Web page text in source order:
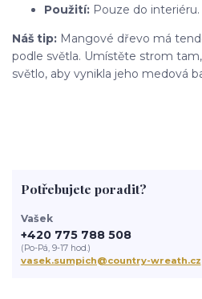
Použití: Pouze do interiéru.
Náš tip: Mangové dřevo má
podle světla. Umístěte strom
světlo, aby vynikla jeho medová
Potřebujete poradit?
Vašek
+420 775 788 508
(Po-Pá, 9-17 hod.)
vasek.sumpich@country-wreath.cz